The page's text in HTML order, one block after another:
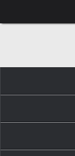
do
treści